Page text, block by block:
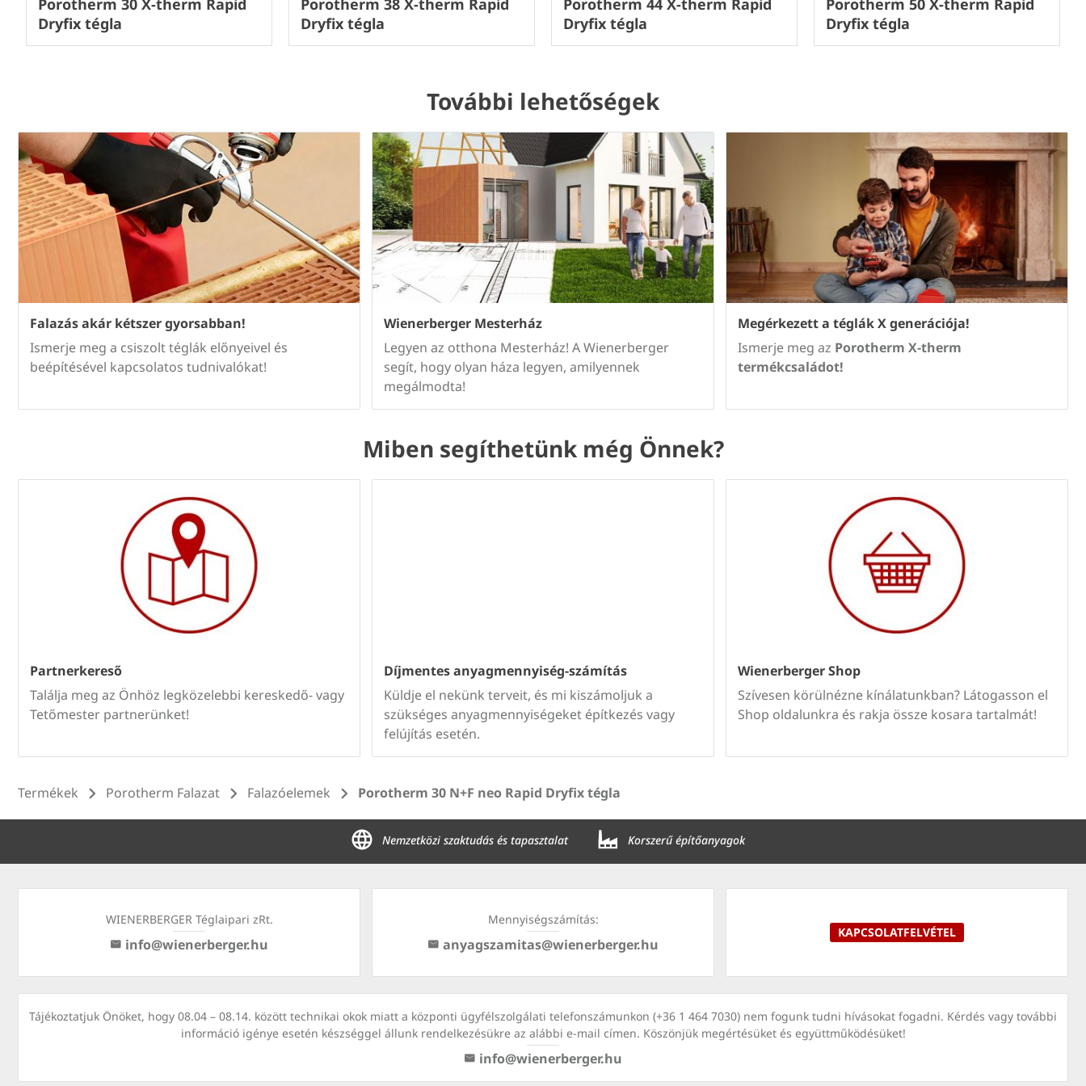
Dryfix tégla
Dryfix tégla
Dryfix tégla
Dryfix tégla
További lehetőségek
Falazás akár kétszer gyorsabban!
Ismerje meg a csiszolt téglák előnyeivel és
beépítésével kapcsolatos tudnivalókat!
Wienerberger Mesterház
Legyen az otthona Mesterház! A Wienerberger
segít, hogy olyan háza legyen, amilyennek
megálmodta!
Megérkezett a téglák X generációja!
Ismerje meg az Porotherm X-therm
termékcsaládot!
Miben segíthetünk még Önnek?
Partnerkereső
Találja meg az Önhöz legközelebbi kereskedő- vagy
Tetőmester partnerünket!
Díjmentes anyagmennyiség-számítás
Küldje el nekünk terveit, és mi kiszámoljuk a
szükséges anyagmennyiségeket építkezés vagy
felújítás esetén.
Wienerberger Shop
Szívesen körülnézne kínálatunkban? Látogasson el
Shop oldalunkra és rakja össze kosara tartalmát!
Termékek Porotherm Falazat Falazóelemek Porotherm 30 N+F neo Rapid Dryfix tégla
Nemzetközi szaktudás és tapasztalat Korszerű építőanyagok
WIENERBERGER Téglaipari zRt.
info@wienerberger.hu
Mennyiségszámítás:
anyagszamitas@wienerberger.hu
KAPCSOLATFELVÉTEL
Tájékoztatjuk Önöket, hogy 08.04 – 08.14. között technikai okok miatt a központi ügyfélszolgálati telefonszámunkon (+36 1 464 7030) nem fogunk tudni hívásokat fogadni. Kérdés vagy további
információ igénye esetén készséggel állunk rendelkezésükre az alábbi e-mail címen. Köszönjük megértésüket és együttműködésüket!
info@wienerberger.hu